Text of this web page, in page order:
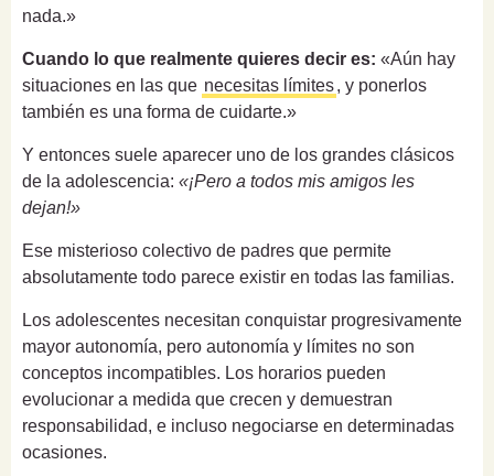
nada.»
Cuando lo que realmente quieres decir es: «Aún hay
situaciones en las que necesitas límites, y ponerlos
también es una forma de cuidarte.»
Y entonces suele aparecer uno de los grandes clásicos
de la adolescencia: «¡Pero a todos mis amigos les
dejan!»
Ese misterioso colectivo de padres que permite
absolutamente todo parece existir en todas las familias.
Los adolescentes necesitan conquistar progresivamente
mayor autonomía, pero autonomía y límites no son
conceptos incompatibles. Los horarios pueden
evolucionar a medida que crecen y demuestran
responsabilidad, e incluso negociarse en determinadas
ocasiones.